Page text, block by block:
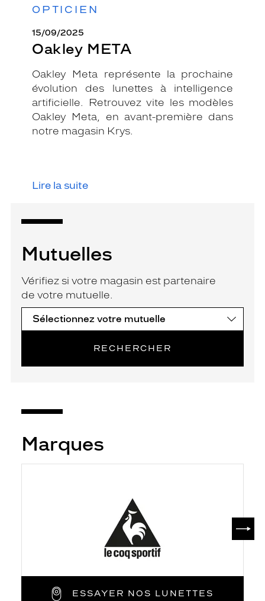
OPTICIEN
15/09/2025
Oakley META
Oakley Meta représente la prochaine
évolution des lunettes à intelligence
artificielle. Retrouvez vite les modèles
Oakley Meta, en avant-première dans
notre magasin Krys.
Lire la suite
Mutuelles
Vérifiez si votre magasin est partenaire
de votre mutuelle.
RECHERCHER
Marques
ESSAYER NOS LUNETTES